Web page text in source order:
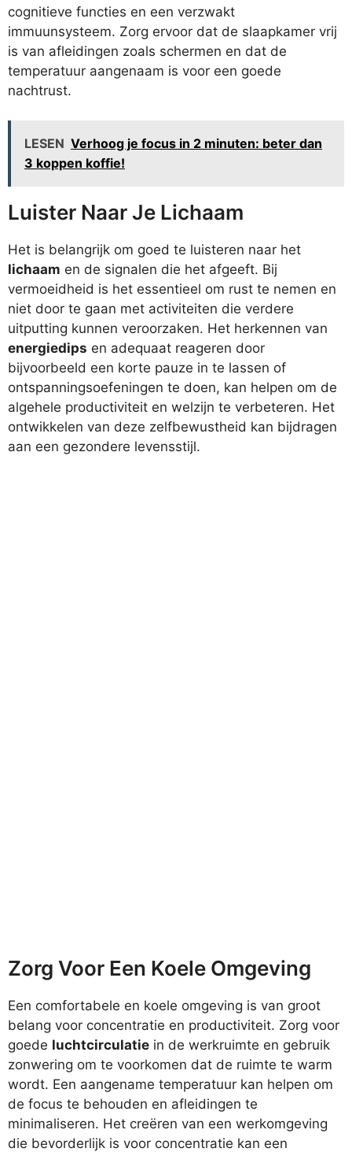
cognitieve functies en een verzwakt
immuunsysteem. Zorg ervoor dat de slaapkamer vrij
is van afleidingen zoals schermen en dat de
temperatuur aangenaam is voor een goede
nachtrust.
LESEN Verhoog je focus in 2 minuten: beter dan
3 koppen koffie!
Luister Naar Je Lichaam
Het is belangrijk om goed te luisteren naar het
lichaam en de signalen die het afgeeft. Bij
vermoeidheid is het essentieel om rust te nemen en
niet door te gaan met activiteiten die verdere
uitputting kunnen veroorzaken. Het herkennen van
energiedips en adequaat reageren door
bijvoorbeeld een korte pauze in te lassen of
ontspanningsoefeningen te doen, kan helpen om de
algehele productiviteit en welzijn te verbeteren. Het
ontwikkelen van deze zelfbewustheid kan bijdragen
aan een gezondere levensstijl.
Zorg Voor Een Koele Omgeving
Een comfortabele en koele omgeving is van groot
belang voor concentratie en productiviteit. Zorg voor
goede luchtcirculatie in de werkruimte en gebruik
zonwering om te voorkomen dat de ruimte te warm
wordt. Een aangename temperatuur kan helpen om
de focus te behouden en afleidingen te
minimaliseren. Het creëren van een werkomgeving
die bevorderlijk is voor concentratie kan een